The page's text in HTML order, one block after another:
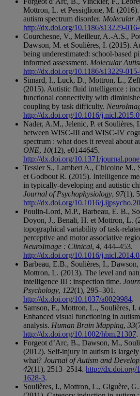
Mottron, L. et Pessiglione, M.
autism spectrum disorder. Molecular
http://dx.doi.org/10.1186/s13229-
Courchesne, V., Meilleur, A.-A.S.,
Dawson, M. et Soulières, I. (2015).
being underestimated: school-based
informed assessment. Molecular
http://dx.doi.org/10.1186/s13229-
Simard, I., Luck, D., Mottron, L.,
(2015). Autistic fluid intelligence :
functional connectivity with
coupling by task difficulty.
http://dx.doi.org/10.1016/
Nader, A.M., Jelenic, P. et Soulières,
between WISC-III and WISC-IV
spectrum : what does it reveal about
ONE, 10(12), e0144645.
http://dx.doi.org/10.1371/
Tessier S., Lambert A., Chicoine M.,
et Godbout R. (2015). Intelligence
in typically-developing and autistic
Journal of Psychophysiology, 97(1),
http://dx.doi.org/10.1016/
Poulin-Lord, M.P., Barbeau, E. B.,
Doyon, J., Benali, H. et Mottron, L.
topographical variability of task-
perceptive and motor associative
NeuroImage : Clinical, 4, 444–453.
http://dx.doi.org/10.1016/
Barbeau, E.B., Soulières, I.,
Mottron, L. (2013). The level and
intelligence III : inspection time.
Psychology, 122(1), 295–301.
http://dx.doi.org/10.1037/a0029984.
Samson, F., Mottron, L., Soulières,
Enhanced visual functioning in
analysis. Human Brain Mapping, 33
http://dx.doi.org/10.1002/hbm.21307.
Forgeot d’Arc, B., Dawson, M.,
(2012). Self-injury in autism is
what? Journal of Autism and
42(11), 2513–2514. http://dx.doi.org/
1628-3.
Soulières, I., Mottron, L., Giguère,